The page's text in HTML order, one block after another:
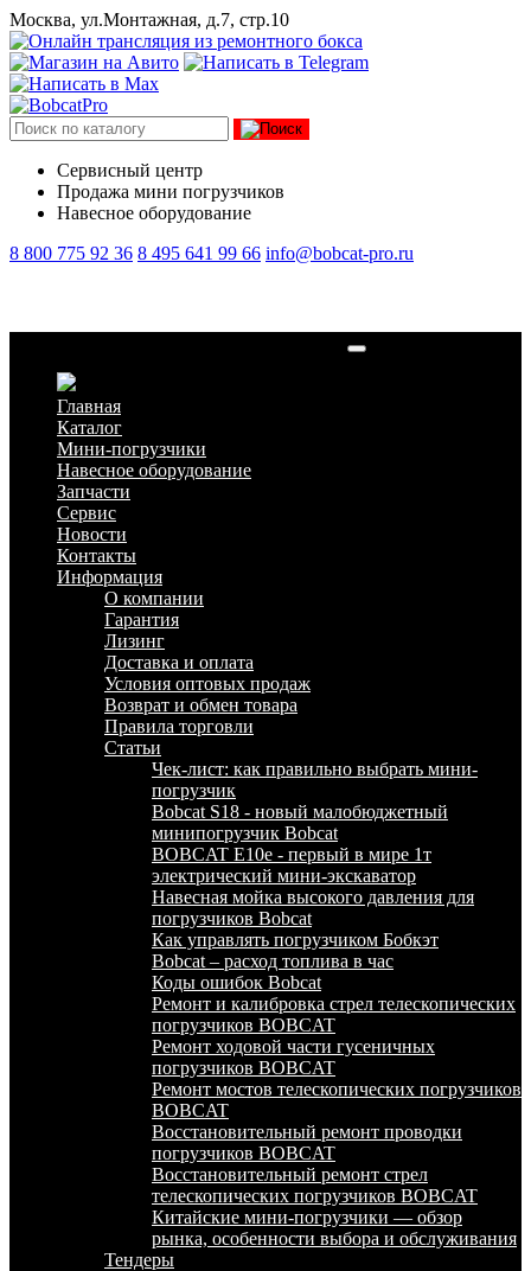
Москва, ул.Монтажная, д.7, стр.10
Сервисный центр
Продажа мини погрузчиков
Навесное оборудование
8 800 775 92 36 8 495 641 99 66 info@bobcat-pro.ru
Главная
Каталог
Мини-погрузчики
Навесное оборудование
Запчасти
Сервис
Новости
Контакты
Информация
О компании
Гарантия
Лизинг
Доставка и оплата
Условия оптовых продаж
Возврат и обмен товара
Правила торговли
Статьи
Чек-лист: как правильно выбрать мини-
погрузчик
Bobcat S18 - новый малобюджетный
минипогрузчик Bobcat
BOBCAT E10e - первый в мире 1т
электрический мини-экскаватор
Навесная мойка высокого давления для
погрузчиков Bobcat
Как управлять погрузчиком Бобкэт
Bobcat – расход топлива в час
Коды ошибок Bobcat
Ремонт и калибровка стрел телескопических
погрузчиков BOBCAT
Ремонт ходовой части гусеничных
погрузчиков BOBCAT
Ремонт мостов телескопических погрузчиков
BOBCAT
Восстановительный ремонт проводки
погрузчиков BOBCAT
Восстановительный ремонт стрел
телескопических погрузчиков BOBCAT
Китайские мини-погрузчики — обзор
рынка, особенности выбора и обслуживания
Тендеры